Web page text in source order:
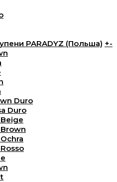
PARADYZ (Польша) +-
Duro
Duro